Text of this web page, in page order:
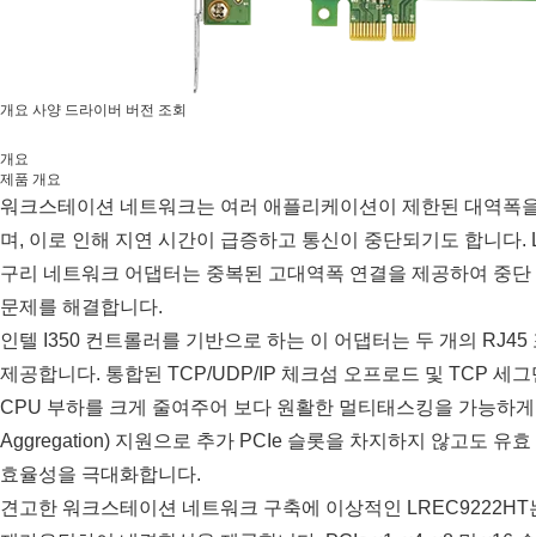
개요 사양 드라이버 버전 조회
개요
제품 개요
워크스테이션 네트워크는 여러 애플리케이션이 제한된 대역폭
며, 이로 인해 지연 시간이 급증하고 통신이 중단되기도 합니
구리 네트워크 어댑터는 중복된 고대역폭 연결을 제공하여 중
문제를 해결합니다.
인텔 I350 컨트롤러를 기반으로 하는 이 어댑터는 두 개의
제공합니다. 통합된 TCP/UDP/IP 체크섬 오프로드 및 TCP 세
CPU 부하를 크게 줄여주어 보다 원활한 멀티태스킹을 가능하
Aggregation) 지원으로 추가 PCIe 슬롯을 차지하지 않고도 유
효율성을 극대화합니다.
견고한 워크스테이션 네트워크 구축에 이상적인